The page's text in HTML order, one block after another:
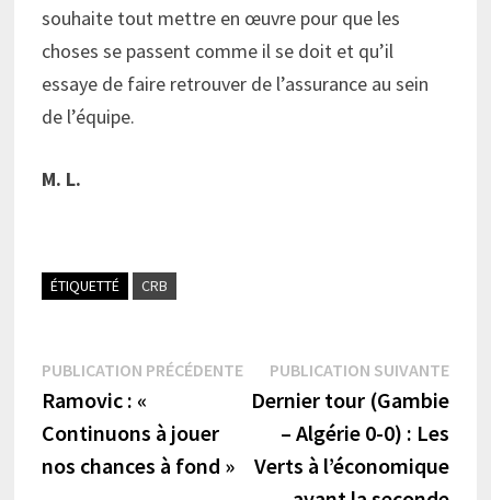
souhaite tout mettre en œuvre pour que les
choses se passent comme il se doit et qu’il
essaye de faire retrouver de l’assurance au sein
de l’équipe.
M. L.
ÉTIQUETTÉ CRB
Navigation
de
l’article
PUBLICATION PRÉCÉDENTEPublication
précédente :
Ramovic : «
Continuons à jouer
nos chances à fond »
PUBLICATION SUIVANTE
Dernier tour (Gambie
– Algérie 0-0) : Les
Verts à l’économique